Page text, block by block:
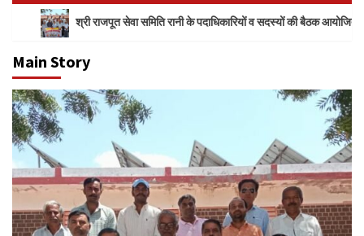
श्री राजपूत सेवा समिति रानी के पदाधिकारियों व सदस्यों की बैठक आयोजित
Main Story